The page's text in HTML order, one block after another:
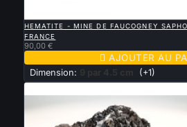
HEMATITE - MINE DE FAUCOGNEY
FRANCE
90,00 €
 AJOUTER AU
Dimension: 9 par 4.5 cm (+1)